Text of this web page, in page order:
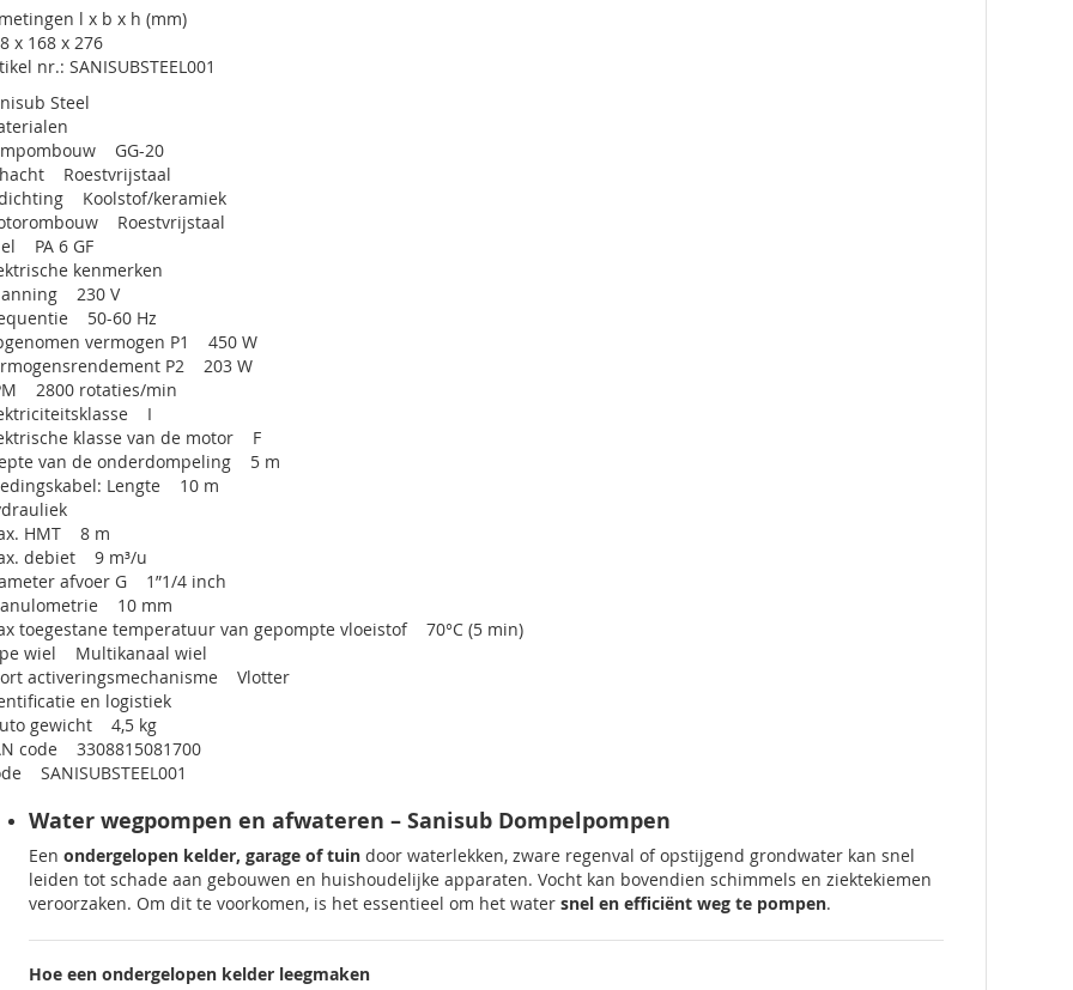
l x b x h (mm)
x 168 x 276
nr.: SANISUBSTEEL001
Steel
GG-20
Roestvrijstaal
Koolstof/keramiek
Roestvrijstaal
PA 6 GF
kenmerken
230 V
50-60 Hz
vermogen P1 450 W
P2 203 W
2800 rotaties/min
I
klasse van de motor F
van de onderdompeling 5 m
Lengte 10 m
HMT 8 m
debiet 9 m³/u
afvoer G 1”1/4 inch
10 mm
toegestane temperatuur van gepompte vloeistof 70°C (5 min)
wiel Multikanaal wiel
activeringsmechanisme Vlotter
en logistiek
gewicht 4,5 kg
code 3308815081700
SANISUBSTEEL001
Water wegpompen en afwateren – Sanisub Dompelpompen
Een ondergelopen kelder, garage of tuin door waterlekken, zware regenval of opstijgend grondwater kan snel
leiden tot schade aan gebouwen en huishoudelijke apparaten. Vocht kan bovendien schimmels en ziektekiemen
veroorzaken. Om dit te voorkomen, is het essentieel om het water snel en efficiënt weg te pompen.
Hoe een ondergelopen kelder leegmaken